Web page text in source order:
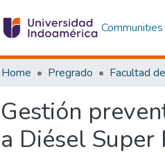
Home Pregrado
Gestión
a Diésel